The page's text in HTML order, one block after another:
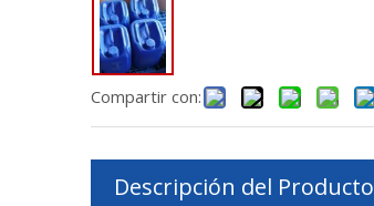
Compartir con:
Descripción del Producto